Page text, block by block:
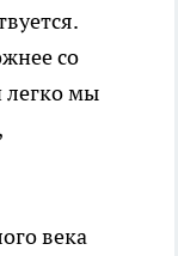
со
легко мы
века